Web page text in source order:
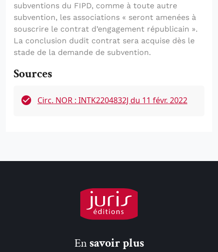
subventions du FIPD, comme à toute autre
subvention, les associations « seront amenées à
souscrire le contrat d’engagement républicain ».
La conclusion dudit contrat sera acquise dès le
stade de la demande de subvention.
Sources
Circ. NOR : INTK2204832J du 11 févr. 2022
Ensavoir plus